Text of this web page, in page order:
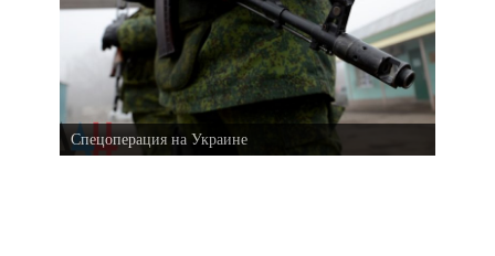
Спецоперация на Украине